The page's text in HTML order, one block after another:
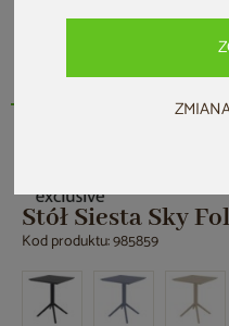
Stół Siesta Sky
Kod produktu: 985859